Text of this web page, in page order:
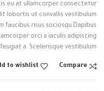
eu at ullamcorper consectetur
lobortis ut convallis vestibulum
risus sociosqu.Dapibus
orci a iaculis adipiscing
a. Scelerisque vestibulum.
Compare
to wishlist